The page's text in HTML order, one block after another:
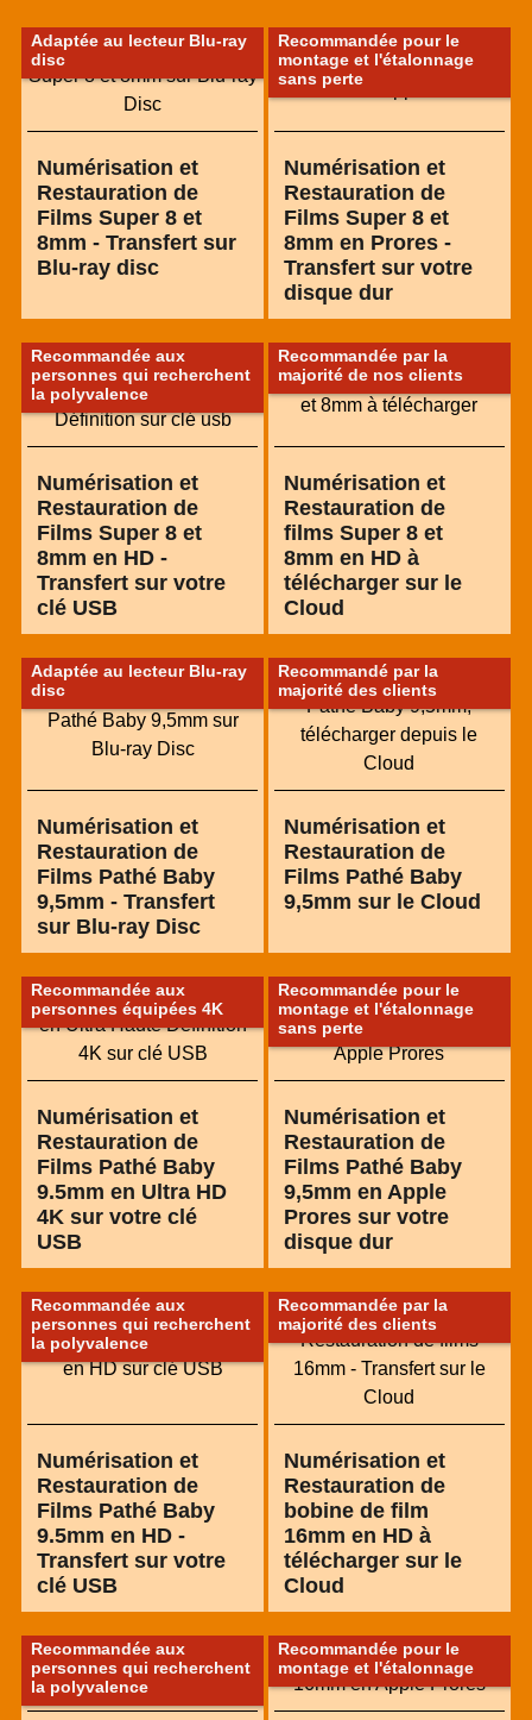
Adaptée au lecteur Blu-ray
disc
Numérisation et
Restauration de
Films Super 8 et
8mm - Transfert sur
Blu-ray disc
Recommandée pour le
montage et l'étalonnage
sans perte
Numérisation et
Restauration de
Films Super 8 et
8mm en Prores -
Transfert sur votre
disque dur
Recommandée aux
personnes qui recherchent
la polyvalence
Numérisation et
Restauration de
Films Super 8 et
8mm en HD -
Transfert sur votre
clé USB
Recommandée par la
majorité de nos clients
Numérisation et
Restauration de
films Super 8 et
8mm en HD à
télécharger sur le
Cloud
Adaptée au lecteur Blu-ray
disc
Numérisation et
Restauration de
Films Pathé Baby
9,5mm - Transfert
sur Blu-ray Disc
Recommandé par la
majorité des clients
Numérisation et
Restauration de
Films Pathé Baby
9,5mm sur le Cloud
Recommandée aux
personnes équipées 4K
Numérisation et
Restauration de
Films Pathé Baby
9.5mm en Ultra HD
4K sur votre clé
USB
Recommandée pour le
montage et l'étalonnage
sans perte
Numérisation et
Restauration de
Films Pathé Baby
9,5mm en Apple
Prores sur votre
disque dur
Recommandée aux
personnes qui recherchent
la polyvalence
Numérisation et
Restauration de
Films Pathé Baby
9.5mm en HD -
Transfert sur votre
clé USB
Recommandée par la
majorité des clients
Numérisation et
Restauration de
bobine de film
16mm en HD à
télécharger sur le
Cloud
Recommandée aux
personnes qui recherchent
la polyvalence
Recommandée pour le
montage et l'étalonnage